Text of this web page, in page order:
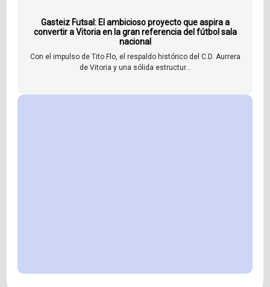
Gasteiz Futsal: El ambicioso proyecto que aspira a
convertir a Vitoria en la gran referencia del fútbol sala
nacional
Con el impulso de Tito Flo, el respaldo histórico del C.D. Aurrera
de Vitoria y una sólida estructur...